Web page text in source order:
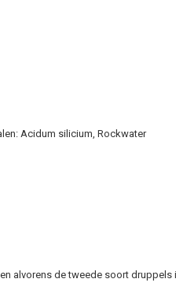
Acidum silicium, Rockwater
alvorens de tweede soort druppels